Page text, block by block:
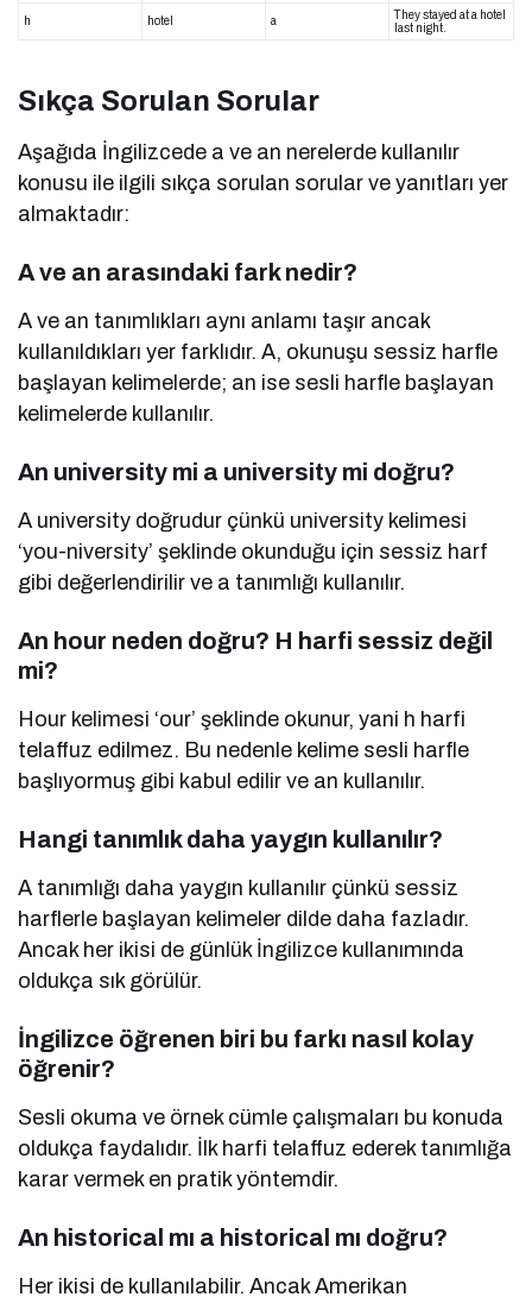
h hotel a
They stayed at a hotel
last night.
Sıkça Sorulan Sorular
Aşağıda İngilizcede a ve an nerelerde kullanılır
konusu ile ilgili sıkça sorulan sorular ve yanıtları yer
almaktadır:
A ve an arasındaki fark nedir?
A ve an tanımlıkları aynı anlamı taşır ancak
kullanıldıkları yer farklıdır. A, okunuşu sessiz harfle
başlayan kelimelerde; an ise sesli harfle başlayan
kelimelerde kullanılır.
An university mi a university mi doğru?
A university doğrudur çünkü university kelimesi
‘you-niversity’ şeklinde okunduğu için sessiz harf
gibi değerlendirilir ve a tanımlığı kullanılır.
An hour neden doğru? H harfi sessiz değil
mi?
Hour kelimesi ‘our’ şeklinde okunur, yani h harfi
telaffuz edilmez. Bu nedenle kelime sesli harfle
başlıyormuş gibi kabul edilir ve an kullanılır.
Hangi tanımlık daha yaygın kullanılır?
A tanımlığı daha yaygın kullanılır çünkü sessiz
harflerle başlayan kelimeler dilde daha fazladır.
Ancak her ikisi de günlük İngilizce kullanımında
oldukça sık görülür.
İngilizce öğrenen biri bu farkı nasıl kolay
öğrenir?
Sesli okuma ve örnek cümle çalışmaları bu konuda
oldukça faydalıdır. İlk harfi telaffuz ederek tanımlığa
karar vermek en pratik yöntemdir.
An historical mı a historical mı doğru?
Her ikisi de kullanılabilir. Ancak Amerikan